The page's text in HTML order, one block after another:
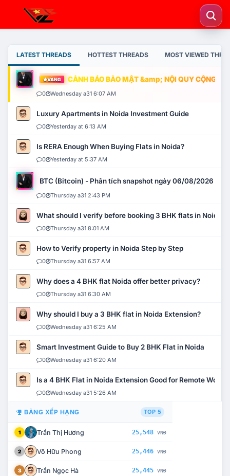
LATEST THREADS HOTTEST THREADS MOST VIEWED
VÀNG CẢNH BÁO BẢO MẬT &amp; NỘI QUY CỘNG
0 Wednesday a31 6:07 AM
Luxury Apartments in Noida Investment Guide
0 Yesterday at 6:13 AM
Is RERA Enough When Buying Flats in Noida?
0 Yesterday at 5:37 AM
BTC (Bitcoin) - Phân tích snapshot ngày 06/08/2026
0 Thursday a31 2:43 PM
What should I verify before booking 3 BHK flats in Noida?
0 Thursday a31 8:01 AM
How to Verify property in Noida Step by Step
0 Thursday a31 6:57 AM
Why does a 4 BHK flat Noida offer better privacy?
0 Thursday a31 6:30 AM
Why should I buy a 3 BHK flat in Noida Extension?
0 Wednesday a31 6:25 AM
Smart Investment Guide to Buy 2 BHK Flat in Noida
0 Wednesday a31 6:20 AM
Is a 4 BHK Flat in Noida Extension Good for Remote Work?
0 Wednesday a31 5:26 AM
BẢNG XẾP HẠNG TOP 5
1 Trần Thị Hương 25,548 VNĐ
2 Võ Hữu Phong 25,446 VNĐ
3 Trần Ngọc Hà 25,445 VNĐ